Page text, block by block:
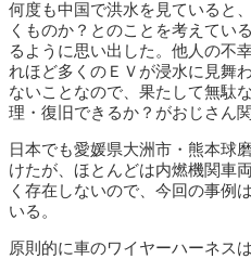
何度も中国で洪水を見ていると
くものか？とのことを考えてい
るように思い出した。他人の不
れほど多くのＥＶが浸水に見
ないことなので、果たして無駄
理・復旧できるか？がおじさん
日本でも愛媛県大洲市・熊本球
けたが、ほとんどは内燃機関車
く存在しないので、今回の事例
いる。
原則的に車のワイヤーハーネス